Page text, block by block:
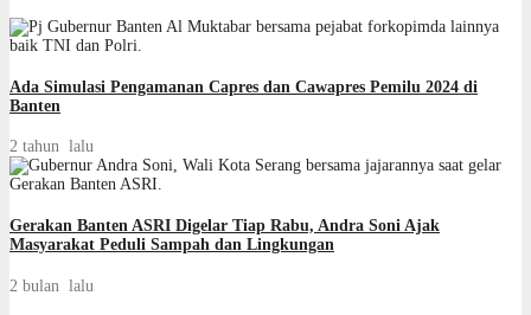
Ada Simulasi Pengamanan Capres dan Cawapres Pemilu 2024 di
Banten
2 tahun lalu
Gerakan Banten ASRI Digelar Tiap Rabu, Andra Soni Ajak
Masyarakat Peduli Sampah dan Lingkungan
2 bulan lalu